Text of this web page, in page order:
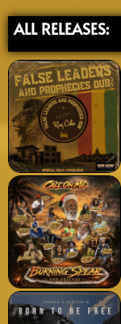
ALL RELEASES: